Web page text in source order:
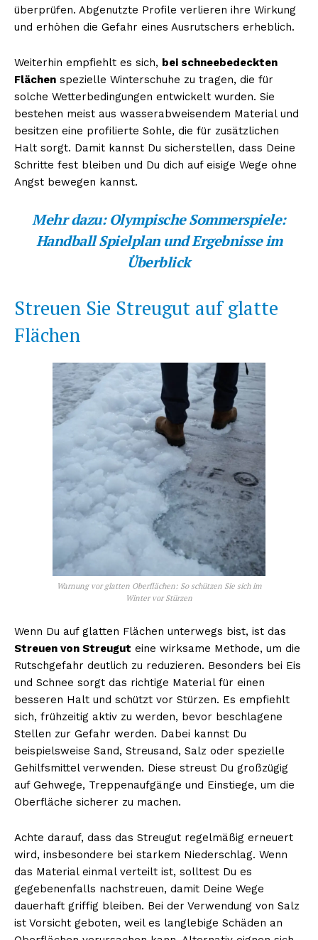
überprüfen. Abgenutzte Profile verlieren ihre Wirkung
und erhöhen die Gefahr eines Ausrutschers erheblich.
Weiterhin empfiehlt es sich, bei schneebedeckten
Flächen spezielle Winterschuhe zu tragen, die für
solche Wetterbedingungen entwickelt wurden. Sie
bestehen meist aus wasserabweisendem Material und
besitzen eine profilierte Sohle, die für zusätzlichen
Halt sorgt. Damit kannst Du sicherstellen, dass Deine
Schritte fest bleiben und Du dich auf eisige Wege ohne
Angst bewegen kannst.
Mehr dazu:Olympische Sommerspiele:
Handball Spielplan und Ergebnisse im
Überblick
Streuen Sie Streugut auf glatte
Flächen
Warnung vor glatten Oberflächen: So schützen Sie sich im
Winter vor Stürzen
Wenn Du auf glatten Flächen unterwegs bist, ist das
Streuen von Streugut eine wirksame Methode, um die
Rutschgefahr deutlich zu reduzieren. Besonders bei Eis
und Schnee sorgt das richtige Material für einen
besseren Halt und schützt vor Stürzen. Es empfiehlt
sich, frühzeitig aktiv zu werden, bevor beschlagene
Stellen zur Gefahr werden. Dabei kannst Du
beispielsweise Sand, Streusand, Salz oder spezielle
Gehilfsmittel verwenden. Diese streust Du großzügig
auf Gehwege, Treppenaufgänge und Einstiege, um die
Oberfläche sicherer zu machen.
Achte darauf, dass das Streugut regelmäßig erneuert
wird, insbesondere bei starkem Niederschlag. Wenn
das Material einmal verteilt ist, solltest Du es
gegebenenfalls nachstreuen, damit Deine Wege
dauerhaft griffig bleiben. Bei der Verwendung von Salz
ist Vorsicht geboten, weil es langlebige Schäden an